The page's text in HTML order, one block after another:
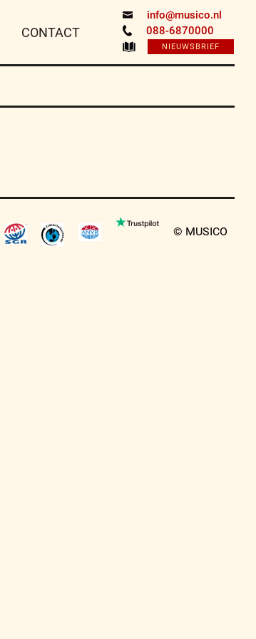
info@musico.nl
088-6870000
NIEUWSBRIEF
CONTACT
© MUSICO